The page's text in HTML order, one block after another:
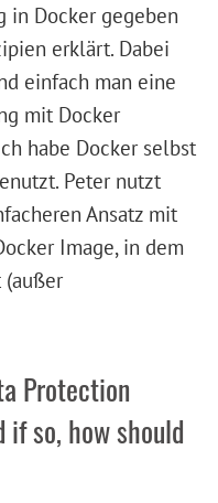
in Docker gegeben
erklärt. Dabei
einfach man eine
mit Docker
habe Docker selbst
Peter nutzt
Ansatz mit
Image, in dem
Protection
so, how should